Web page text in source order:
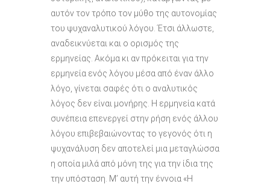
αυτόν τον τρόπο τον μύθο της αυτονομίας
του ψυχαναλυτικού λόγου. Έτσι άλλωστε,
αναδεικνύεται και ο ορισμός της
ερμηνείας. Ακόμα κι αν πρόκειται για την
ερμηνεία ενός λόγου μέσα από έναν άλλο
λόγο, γίνεται σαφές ότι ο αναλυτικός
λόγος δεν είναι μονήρης. Η ερμηνεία κατά
συνέπεια επενεργεί στην ρήση ενός άλλου
λόγου επιβεβαιώνοντας το γεγονός ότι η
ψυχανάλυση δεν αποτελεί μια μεταγλώσσα
η οποία μιλά από μόνη της για την ίδια της
την υπόσταση. Μ’ αυτή την έννοια «Η